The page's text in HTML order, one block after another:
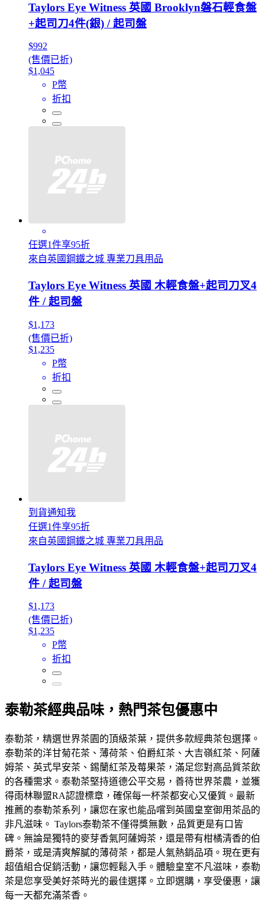
Taylors Eye Witness 英國 Brooklyn磐石輕食盤
+起司刀4件(銀) / 起司盤
$992
(售價已折)
$1,045
P幣
折扣
任選1件享95折
來自英國鋼鐵之城 專業刀具用品
Taylors Eye Witness 英國 木輕食盤+起司刀叉4
件 / 起司盤
$1,173
(售價已折)
$1,235
P幣
折扣
到貨通知我
任選1件享95折
來自英國鋼鐵之城 專業刀具用品
Taylors Eye Witness 英國 木輕食盤+起司刀叉4
件 / 起司盤
$1,173
(售價已折)
$1,235
P幣
折扣
泰勒茶經典品味，熱門茶包優惠中
泰勒茶，精選世界茶園的頂級茶葉，提供多款經典茶包選擇。
泰勒茶的洋甘菊花茶、薄荷茶、伯爵紅茶、大吉嶺紅茶、阿薩
姆茶、英式早安茶、錫蘭紅茶及莓果茶，滿足您對高品質茶飲
的各種需求。泰勒茶堅持道德公平交易，善待世界茶農，並獲
得雨林聯盟RA認證標章，確保每一杯茶都安心又優質。最新
推薦的泰勒茶系列，讓您在家也能品嚐到英國皇室御用茶品的
非凡滋味。 Taylors泰勒茶不僅得獎無數，品質更是有口皆
碑。無論是獨特的麥芽香氣阿薩姆茶，還是帶有柑橘清香的伯
爵茶，或是清爽解膩的薄荷茶，都是人氣熱銷品項。現在更有
超值組合促銷活動，讓您輕鬆入手。體驗皇室不凡滋味，泰勒
茶是您享受美好茶時光的最佳選擇。立即選購，享受優惠，讓
每一天都充滿茶香。